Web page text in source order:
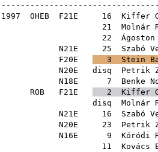
1997 OHEB F21E 16
Kiffer
21
Molnár
22
N21E 25
Szabó
F20E
3
Stein
N20E disq
Petrik
N18E 7
Benke
ROB F21E 2
Kiffer
disq
Molnár
N21E 16
Szabó
N20E 23
Petrik
N16E 9
Kóródi
11
Kovács